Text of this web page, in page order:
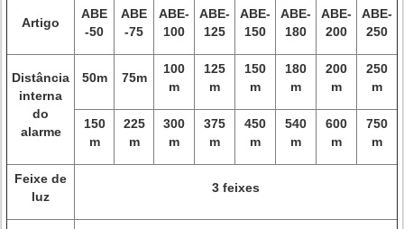
Artigo
ABE
-50
ABE
-75
ABE-
100
ABE-
125
ABE-
150
ABE-
180
ABE-
200
ABE-
250
Distância
interna
do
alarme
50m 75m
100
m
125
m
150
m
180
m
200
m
250
m
150
m
225
m
300
m
375
m
450
m
540
m
600
m
750
m
Feixe de
luz
3 feixes